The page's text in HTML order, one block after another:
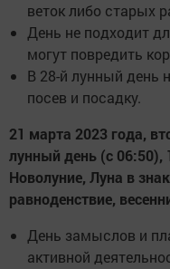
веток либо старых
День не подходит
могут повредить
В 28-й лунный день
посев и посадку.
21 марта 2023 года,
лунный день (с 06:50),
Новолуние, Луна в
равноденствие,
День замыслов и
активной